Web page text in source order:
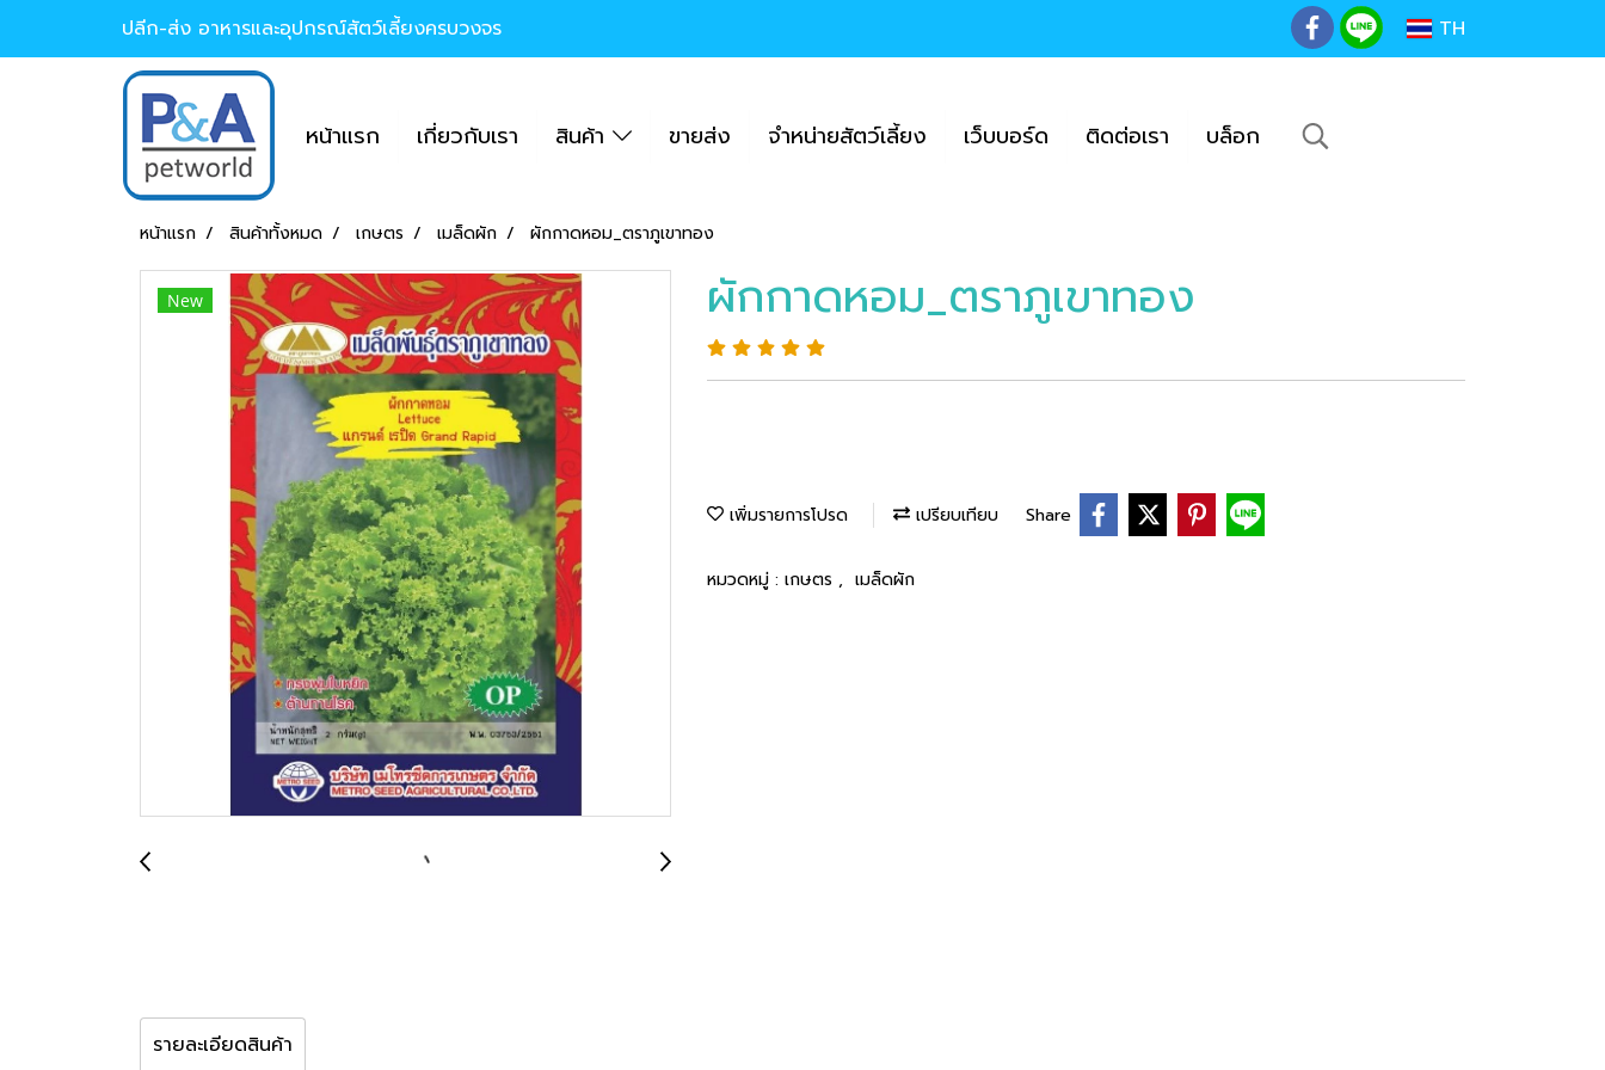
ปลีก-ส่ง อาหารและอุปกรณ์สัตว์เลี้ยงครบวงจร TH
หน้าแรก เกี่ยวกับเรา สินค้า ขายส่ง จำหน่ายสัตว์เลี้ยง เว็บบอร์ด ติดต่อเรา บล็อก
หน้าแรก สินค้าทั้งหมด เกษตร เมล็ดผัก ผักกาดหอม_ตราภูเขาทอง
New ผักกาดหอม_ตราภูเขาทอง
เพิ่มรายการโปรด เปรียบเทียบ Share
หมวดหมู่ : เกษตร , เมล็ดผัก
รายละเอียดสินค้า